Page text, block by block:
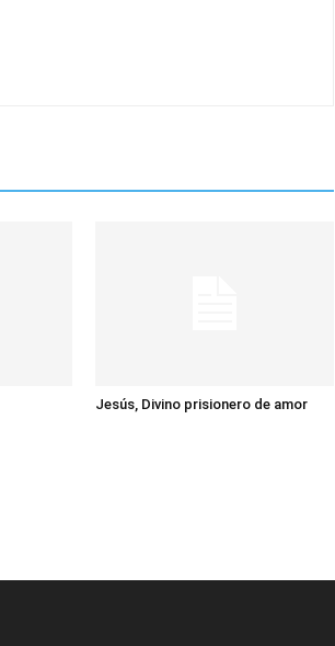
Jesús, Divino prisionero de amor